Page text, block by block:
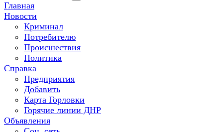
Главная
Новости
Криминал
Потребителю
Происшествия
Политика
Справка
Предприятия
Добавить
Карта Горловки
Горячие линии ДНР
Объявления